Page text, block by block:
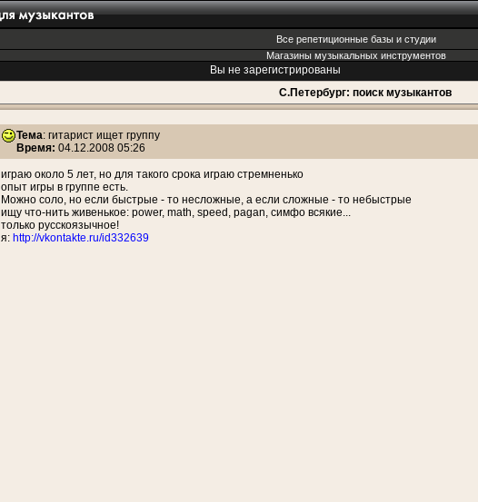
Все репетиционные базы и студии
Магазины музыкальных инструментов
Вы не зарегистрированы
С.Петербург: поиск музыкантов
Тема: гитарист ищет группу
Время: 04.12.2008 05:26
играю около 5 лет, но для такого срока играю стремненько
опыт игры в группе есть.
Можно соло, но если быстрые - то несложные, а если сложные - то небыстрые
ищу что-нить живенькое: power, math, speed, pagan, симфо всякие...
только русскоязычное!
я: http://vkontakte.ru/id332639